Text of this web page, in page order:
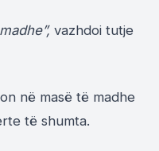
vazhdoi tutje
në masë të madhe
të shumta.